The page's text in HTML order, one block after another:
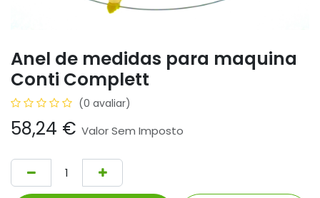
Anel de medidas para maquina
Conti Complett
(0 avaliar)
58,24 € Valor Sem Imposto